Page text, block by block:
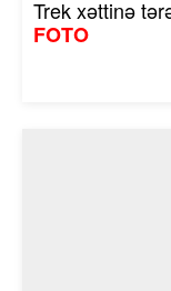
Trek xəttinə
FOTO